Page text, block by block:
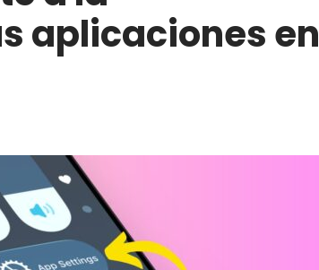
aplicaciones en